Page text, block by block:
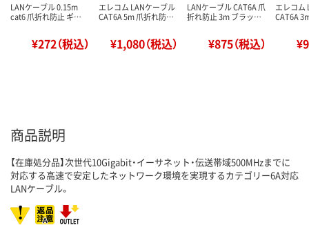
LANケーブル 0.15m
cat6 爪折れ防止 ギ…
¥272（税込）
エレコム LANケーブル
CAT6A 5m 爪折れ防…
¥1,080（税込）
LANケーブル CAT6A 爪
折れ防止 3m ブラッ…
¥875（税込）
エレコム
CAT6A
商品説明
【在庫処分品】次世代10Gigabit・イーサネット・伝送帯域500MHzまでに
対応する高速で安定したネットワーク環境を実現するカテゴリー6A対応
LANケーブル。